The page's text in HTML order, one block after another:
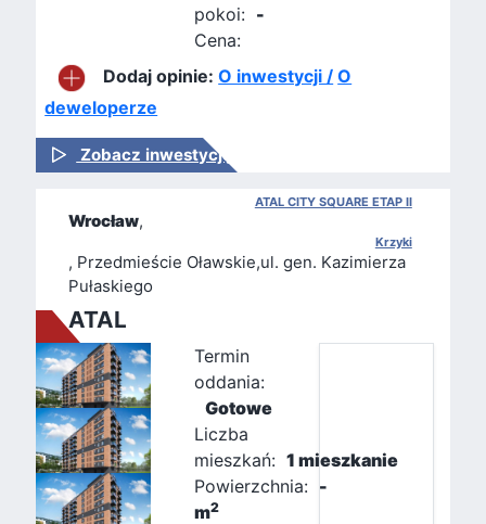
pokoi: -
Cena:
Dodaj opinie:O inwestycji / O
deweloperze
Zobacz inwestycję
ATAL CITY SQUARE ETAP II
Wrocław,
Krzyki
, Przedmieście Oławskie,ul. gen. Kazimierza
Pułaskiego
ATAL
Termin
oddania:
Gotowe
Liczba
mieszkań: 1 mieszkanie
Powierzchnia: -
m2